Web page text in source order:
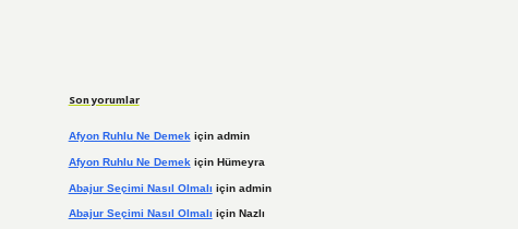
Son yorumlar
Afyon Ruhlu Ne Demekiçin admin
Afyon Ruhlu Ne Demek için Hümeyra
Abajur Seçimi Nasıl Olmalı için admin
Abajur Seçimi Nasıl Olmalı için Nazlı